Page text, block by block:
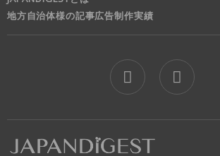
地方自治体様の記事広告制作実績